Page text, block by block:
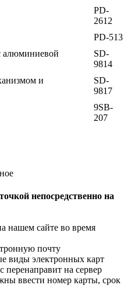
PD-
2612
PD-513
алюминиевой
SD-
9814
и
SD-
9817
9SB-
207
непосредственно на
нашем сайте во время
почту
виды электронных карт
перенаправит на сервер
ввести номер карты, срок